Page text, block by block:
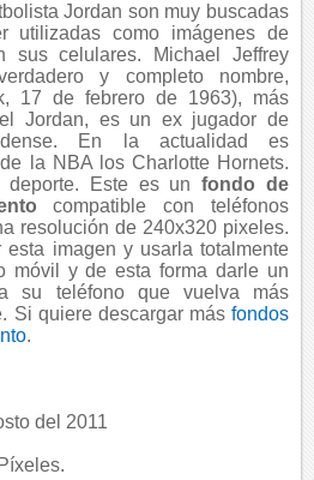
Jordan son muy buscadas
utilizadas como imágenes de
sus celulares. Michael Jeffrey
y completo nombre,
17 de febrero de 1963), más
Jordan, es un ex jugador de
En la actualidad es
la NBA los Charlotte Hornets.
deporte. Este es unfondo de
compatible con teléfonos
resolución de 240x320 pixeles.
esta imagen y usarla totalmente
móvil y de esta forma darle un
su teléfono que vuelva más
Si quiere descargar más fondos
.
del 2011